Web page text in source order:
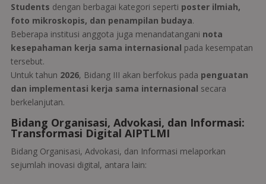
Students dengan berbagai kategori seperti poster ilmiah,
foto mikroskopis, dan penampilan budaya.
Beberapa institusi anggota juga menandatangani nota
kesepahaman kerja sama internasional pada kesempatan
tersebut.
Untuk tahun 2026, Bidang III akan berfokus pada penguatan
dan implementasi kerja sama internasional secara
berkelanjutan.
Bidang Organisasi, Advokasi, dan Informasi:
Transformasi Digital AIPTLMI
Bidang Organisasi, Advokasi, dan Informasi melaporkan
sejumlah inovasi digital, antara lain: